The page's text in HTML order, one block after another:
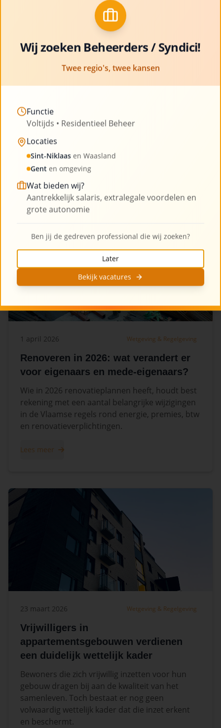
met ruimte voor professionele groei en
ontwikkeling
Bekijk vacatures
Lees onze laatste artikelen en blijf op de hoogte
van nieuws uit de sector
1 april 2026 Wetgeving & Regelgeving
Renoveren in 2026: wat verandert er
voor eigenaars en mede-eigenaars?
Wie in 2026 renovatieplannen heeft, houdt best
rekening met een aantal belangrijke wijzigingen
in de Vlaamse regels rond energie, premies, btw
en renovatieverplichtingen.
Lees meer
23 maart 2026 Wetgeving & Regelgeving
Vrijwilligers in
appartementsgebouwen verdienen
een duidelijk wettelijk kader
Bewoners die zich vrijwillig inzetten voor hun
gebouw dragen bij aan de kwaliteit van het
samenleven. Toch bestaat er nog geen
volwaardig wettelijk kader dat die inzet erkent
en beschermt.
Wij zoeken Beheerders / Syndici!
Twee regio's, twee kansen
Functie
Voltijds • Residentieel Beheer
Locaties
Sint-Niklaas en Waasland
Gent en omgeving
Wat bieden wij?
Aantrekkelijk salaris, extralegale voordelen en
grote autonomie
Ben jij de gedreven professional die wij zoeken?
Later
Bekijk vacatures